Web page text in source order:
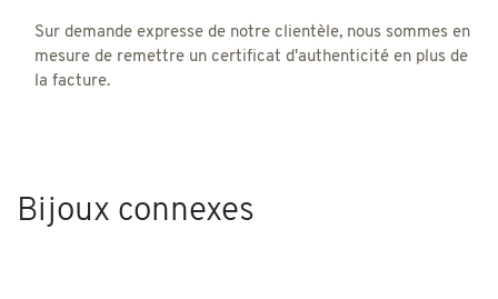
Sur demande expresse de notre clientèle, nous sommes en
mesure de remettre un certificat d'authenticité en plus de
la facture.
Bijoux connexes